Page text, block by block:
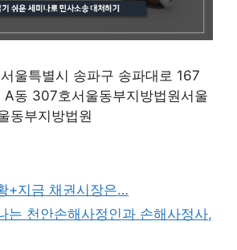
울특별시 송파구 송파대로 167
A동 307호서울동부지방법원서울
동부지방법원
+지금 채권시장은…
는 천안손해사정인과 손해사정사,